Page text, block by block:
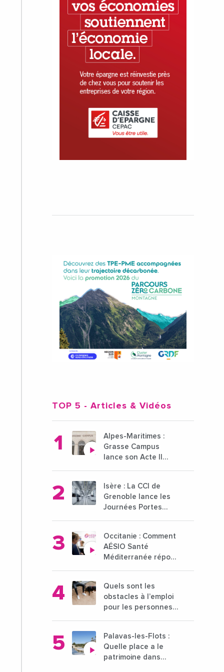
TOP 5 - Articles & Vidéos
Alpes-Maritimes :
Grasse Campus
lance son Acte II
pour l'enseignement
supérieur
Isère : La CCI de
Grenoble lance les
Journées Portes
21 octobre 2024
Occitanie : Comment
AÉSIO Santé
Méditerranée répond
médicaux ?
Quels sont les
obstacles à l’emploi
pour les personnes
Palavas-les-Flots :
Quelle place a le
patrimoine dans